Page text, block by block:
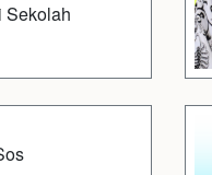
Sekolah